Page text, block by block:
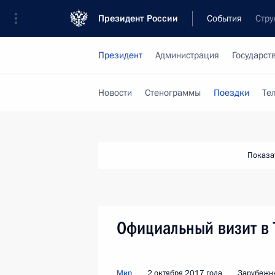
Президент России События
Президент Администрация
Новости Стенограммы Поездки
Официальный визит в